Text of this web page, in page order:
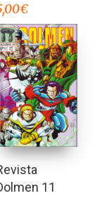
€
11